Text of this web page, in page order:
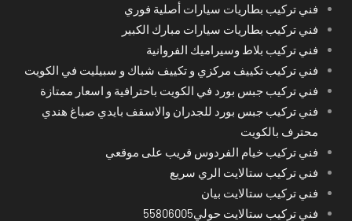
فني تركيب بطاريات سيارات أصلية فوري
فني تركيب بطاريات سيارات مبارك الكبير
فني تركيب بلاط وسيراميك الفروانية
فني تركيب تكييف مركزي و تكييف شباك و سبيليت في الكويت
فني تركيب جبس بورد في الكويت باحترافية و اسعار ممتازة
فني تركيب جبس بورد للجدران والاسقف بايدي صباغ هندي
محترف بالكويت
فني تركيب خيام الفردوس قريب على موقعي
فني تركيب ستالايت الري سريع
فني تركيب ستالايت بيان
فني تركيب ستالايت حولي55806005